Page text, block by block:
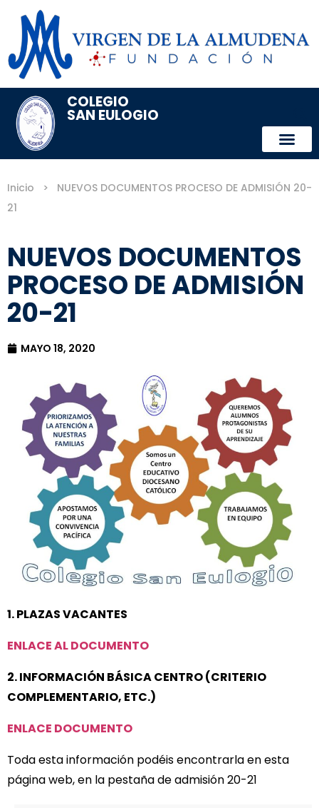
COLEGIO
SAN EULOGIO
Inicio >
NUEVOS DOCUMENTOS PROCESO DE ADMISIÓN 20-
21
NUEVOS DOCUMENTOS
PROCESO DE ADMISIÓN
20-21
MAYO 18, 2020
1. PLAZAS VACANTES
ENLACE AL DOCUMENTO
2. INFORMACIÓN BÁSICA CENTRO (CRITERIO
COMPLEMENTARIO, ETC.)
ENLACE DOCUMENTO
Toda esta información podéis encontrarla en esta
página web, en la pestaña de admisión 20-21